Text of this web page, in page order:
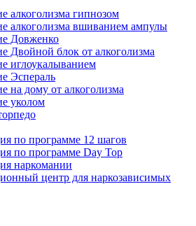
алкоголизма гипнозом
алкоголизма вшиванием ампулы
Довженко
Двойной блок от алкоголизма
иглоукалыванием
Эспераль
на дому от алкоголизма
уколом
по программе 12 шагов
по программе Day Top
наркомании
центр для наркозависимых